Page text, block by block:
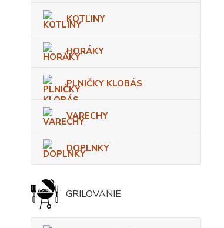
KOTLINY
HORÁKY
PLNIČKY KLOBÁS
VARECHY
DOPLNKY
GRILOVANIE